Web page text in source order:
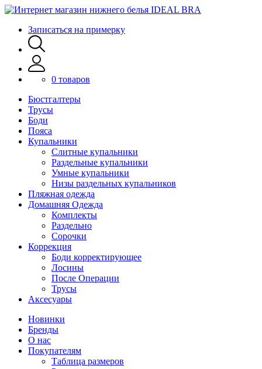
Записаться на примерку
0 товаров
Бюстгалтеры
Трусы
Боди
Пояса
Купальники
Слитные купальники
Раздельные купальники
Умные купальники
Низы раздельных купальников
Пляжная одежда
Домашняя Одежда
Комплекты
Раздельно
Сорочки
Коррекция
Боди корректирующее
Лосины
После Операции
Трусы
Аксесуары
Новинки
Бренды
О нас
Покупателям
Таблица размеров